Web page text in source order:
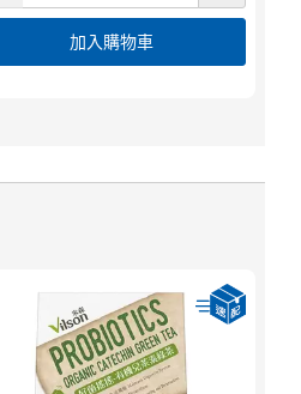
加入購物車